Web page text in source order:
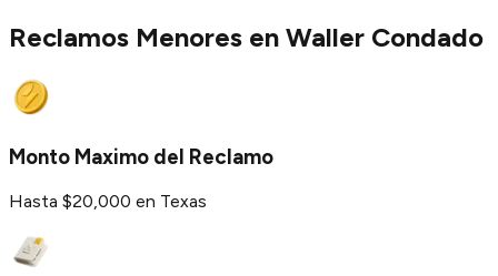
Reclamos Menores en Waller Condado
Monto Maximo del Reclamo
Hasta $20,000 en Texas